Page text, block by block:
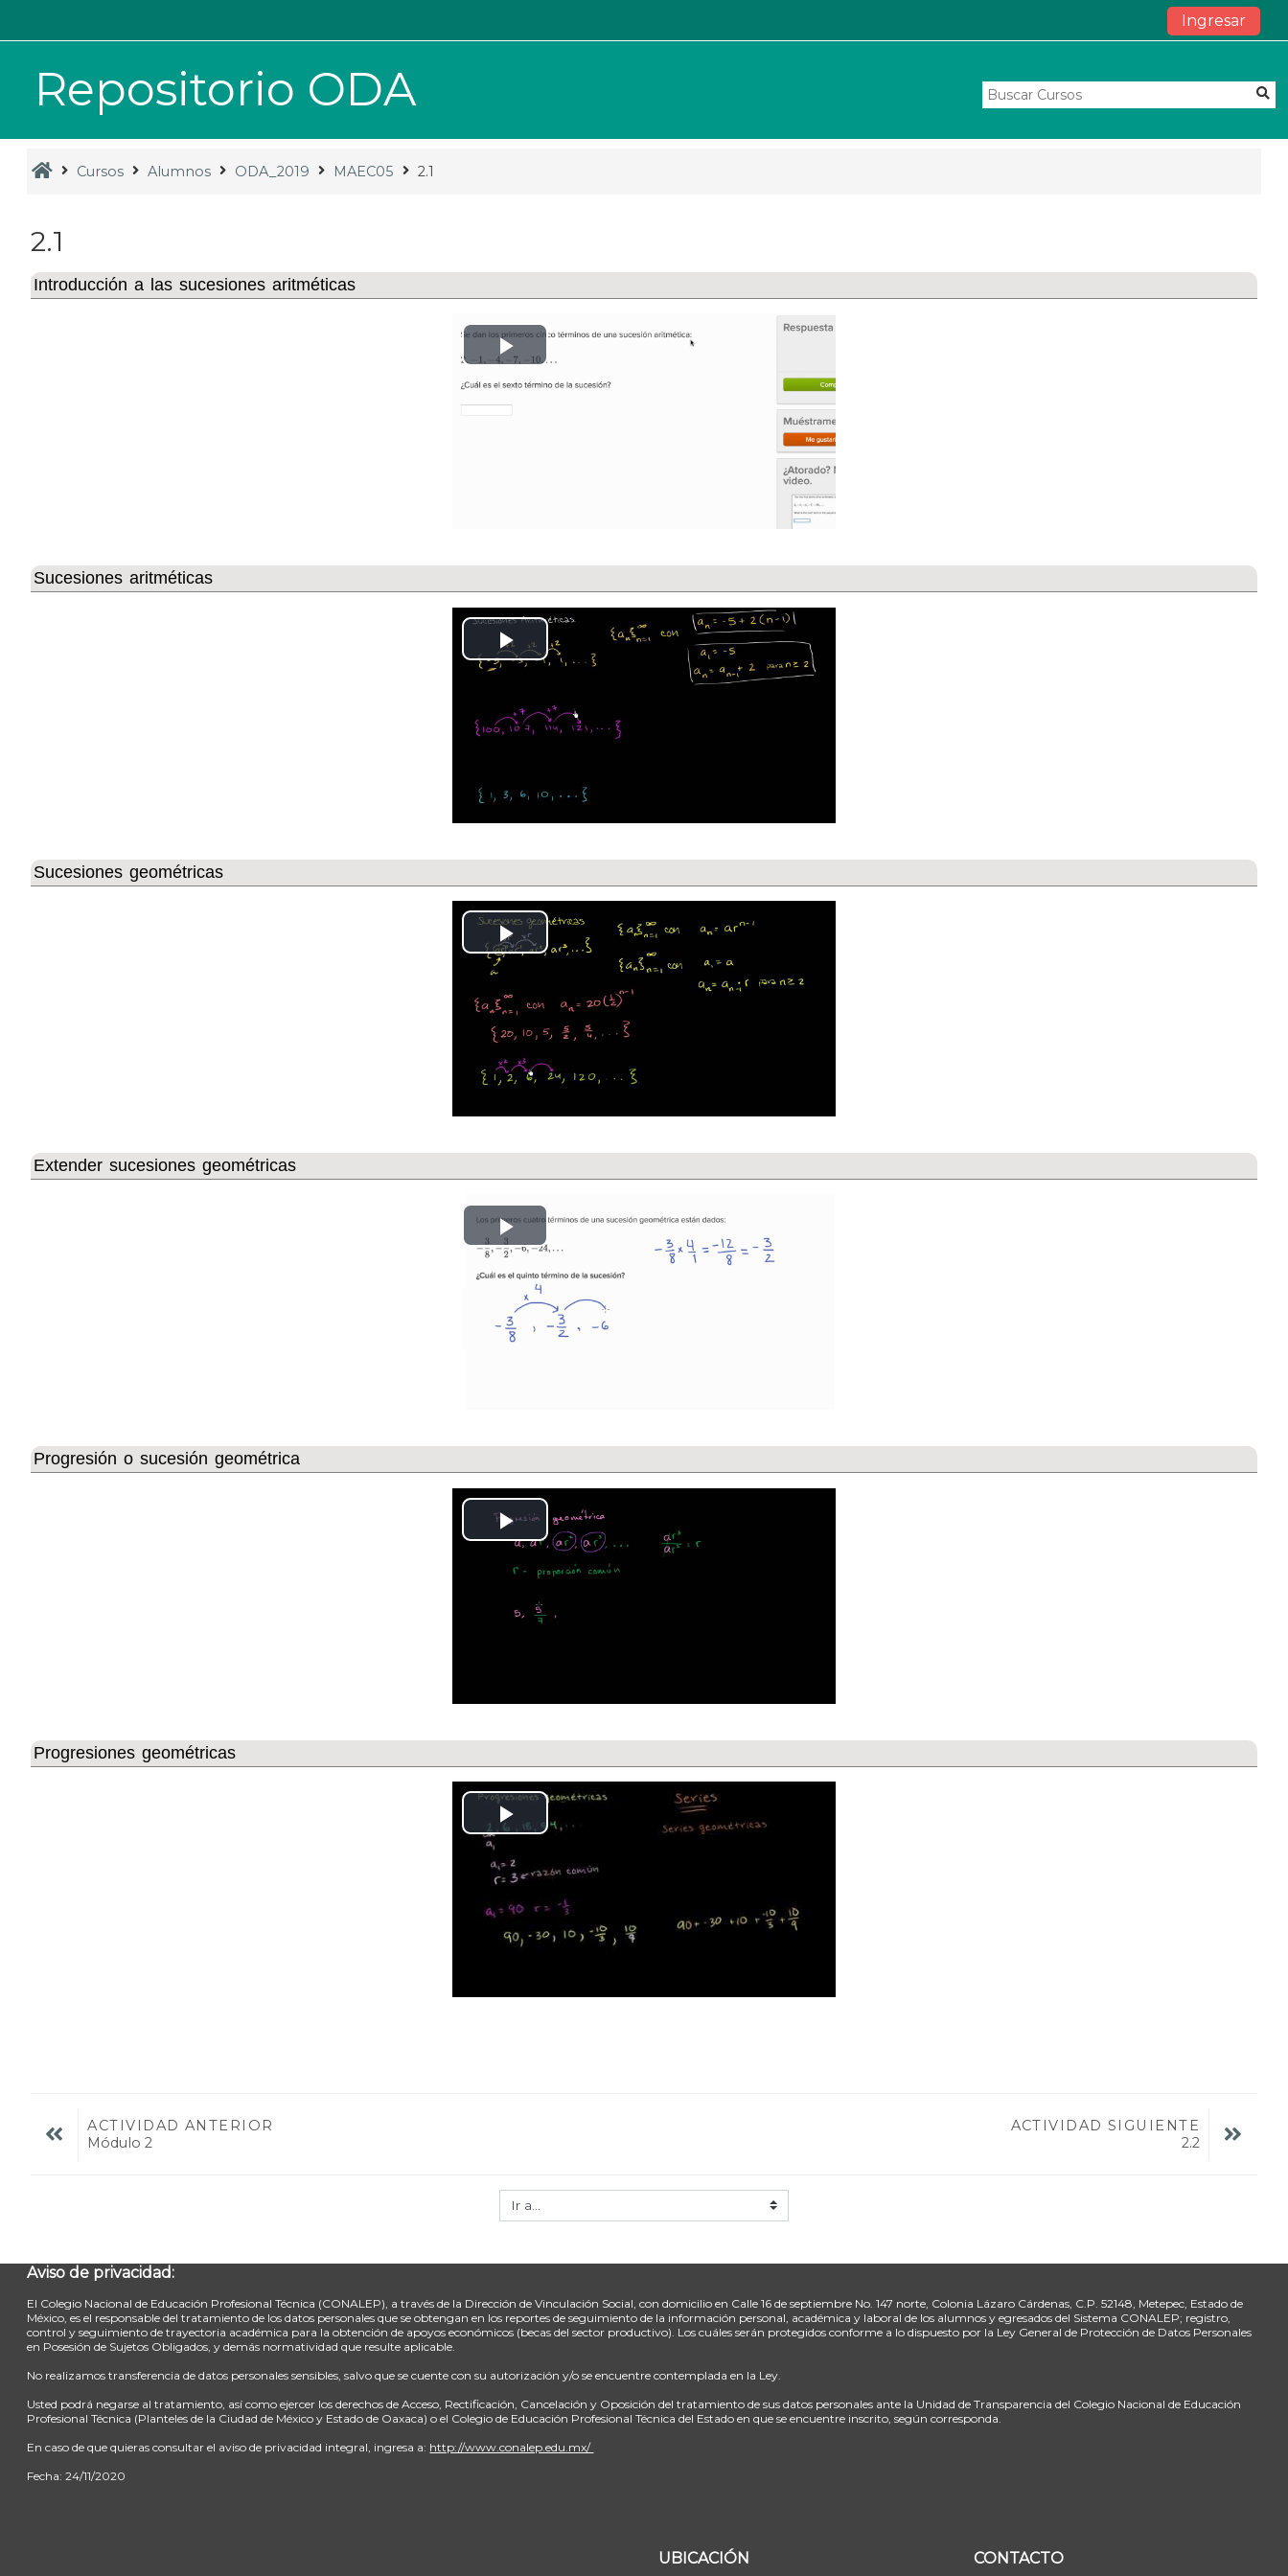
Ingresar
Repositorio ODA
Cursos Alumnos ODA_2019 MAEC05 2.1
2.1
Introducción a las sucesiones aritméticas
Reproducción
Vídeo
Sucesiones aritméticas
Reproducción
Vídeo
Sucesiones geométricas
Reproducción
Vídeo
Extender sucesiones geométricas
Reproducción
Vídeo
Progresión o sucesión geométrica
Reproducción
Vídeo
Progresiones geométricas
Reproducción
Vídeo
ACTIVIDAD ANTERIOR
Módulo 2
ACTIVIDAD SIGUIENTE
2.2
Aviso de privacidad:
El Colegio Nacional de Educación Profesional Técnica (CONALEP), a través de la Dirección de Vinculación Social, con domicilio en Calle 16 de septiembre No. 147 norte, Colonia Lázaro Cárdenas, C.P. 52148, Metepec, Estado de
México, es el responsable del tratamiento de los datos personales que se obtengan en los reportes de seguimiento de la información personal, académica y laboral de los alumnos y egresados del Sistema CONALEP; registro,
control y seguimiento de trayectoria académica para la obtención de apoyos económicos (becas del sector productivo). Los cuáles serán protegidos conforme a lo dispuesto por la Ley General de Protección de Datos Personales
en Posesión de Sujetos Obligados, y demás normatividad que resulte aplicable.
No realizamos transferencia de datos personales sensibles, salvo que se cuente con su autorización y/o se encuentre contemplada en la Ley.
Usted podrá negarse al tratamiento, así como ejercer los derechos de Acceso, Rectificación, Cancelación y Oposición del tratamiento de sus datos personales ante la Unidad de Transparencia del Colegio Nacional de Educación
Profesional Técnica (Planteles de la Ciudad de México y Estado de Oaxaca) o el Colegio de Educación Profesional Técnica del Estado en que se encuentre inscrito, según corresponda.
En caso de que quieras consultar el aviso de privacidad integral, ingresa a: http://www.conalep.edu.mx/
Fecha: 24/11/2020
UBICACIÓN CONTACTO